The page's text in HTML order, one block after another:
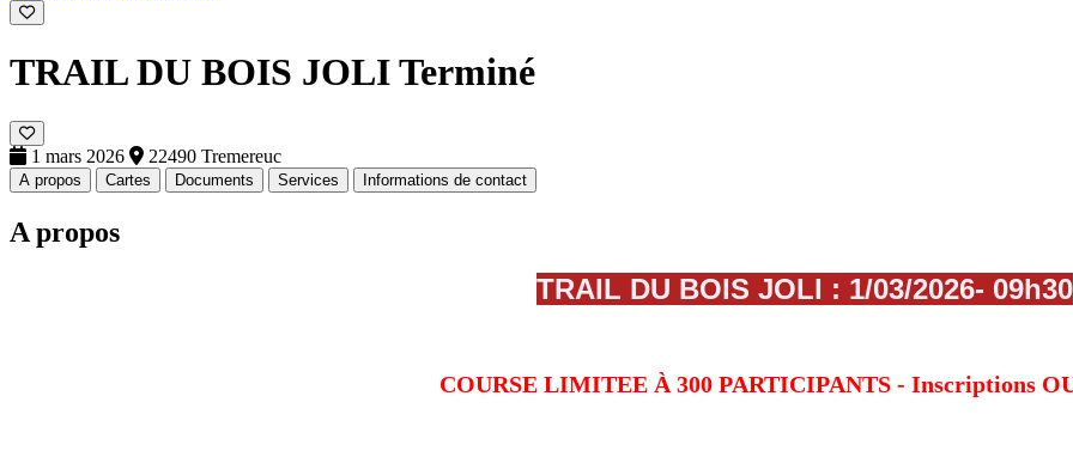
TRAIL DU BOIS JOLITerminé
1 mars 2026 22490 Tremereuc
A propos Cartes Documents Services Informations de contact
A propos
TRAIL DU BOIS JOLI : 1/03/2026- 09h30
COURSE LIMITEE À 300 PARTICIPANTS - Inscriptions